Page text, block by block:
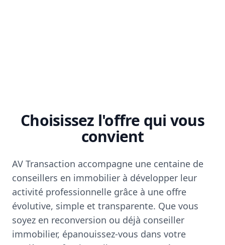
Choisissez l'offre qui vous
convient
AV Transaction accompagne une centaine de
conseillers en immobilier à développer leur
activité professionnelle grâce à une offre
évolutive, simple et transparente. Que vous
soyez en reconversion ou déjà conseiller
immobilier, épanouissez-vous dans votre